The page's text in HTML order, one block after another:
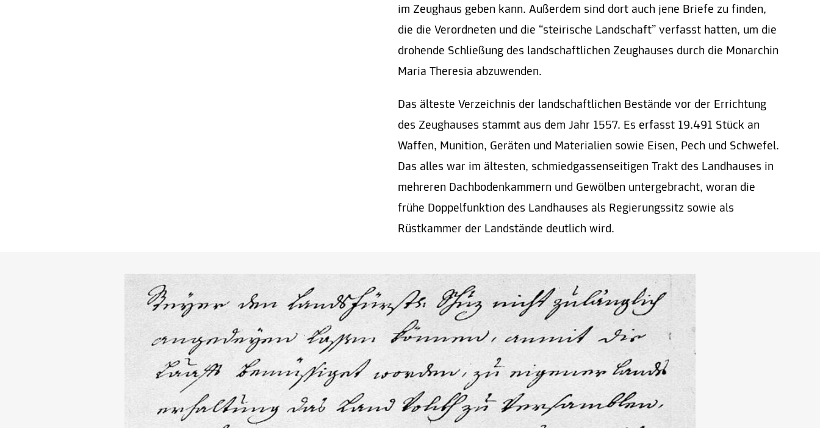
im Zeughaus geben kann. Außerdem sind dort auch jene Briefe zu finden,
die die Verordneten und die “steirische Landschaft” verfasst hatten, um die
drohende Schließung des landschaftlichen Zeughauses durch die Monarchin
Maria Theresia abzuwenden.
Das älteste Verzeichnis der landschaftlichen Bestände vor der Errichtung
des Zeughauses stammt aus dem Jahr 1557. Es erfasst 19.491 Stück an
Waffen, Munition, Geräten und Materialien sowie Eisen, Pech und Schwefel.
Das alles war im ältesten, schmiedgassenseitigen Trakt des Landhauses in
mehreren Dachbodenkammern und Gewölben untergebracht, woran die
frühe Doppelfunktion des Landhauses als Regierungssitz sowie als
Rüstkammer der Landstände deutlich wird.